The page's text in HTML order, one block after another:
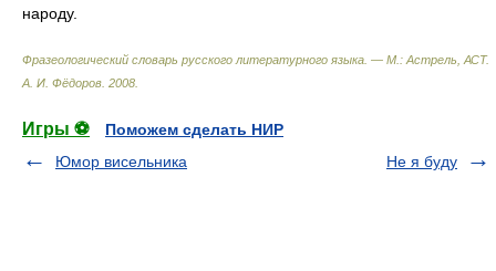
народу.
Фразеологический словарь русского литературного языка. — М.: Астрель, АСТ.
А. И. Фёдоров 2008
Игры ⚽
Поможем сделать НИР
Юмор висельника
Не я буду